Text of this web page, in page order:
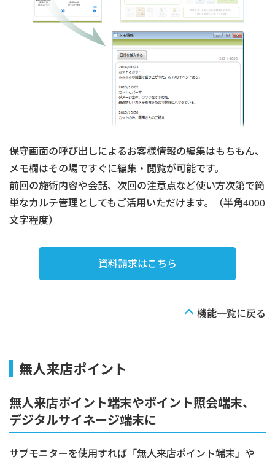
保守画面の呼び出しによるお客様情報の編集はもちもん、
メモ欄はその場ですぐに編集・閲覧が可能です。
前回の施術内容や会話、次回の注意点など使い方次第で簡
単なカルテ管理としてもご活用いただけます。（半角4000
文字程度）
資料請求はこちら
機能一覧に戻る
無人来店ポイント
無人来店ポイント端末やポイント照会端末、
デジタルサイネージ端末に
サブモニターを使用すれば「無人来店ポイント端末」や